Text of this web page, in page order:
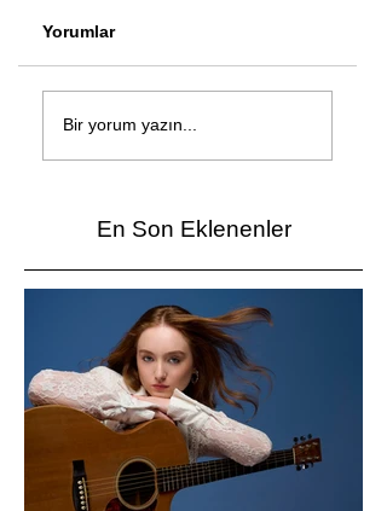
Çağan Şengül'den
yeni şarkı: Bir Ev
Yorumlar
Bir yorum yazın...
En Son Eklenenler